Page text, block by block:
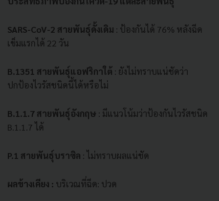
SARS-CoV-2 สายพันธุ์ดั้งเดิม : ป้องกันได้ 76% หลังฉีด
เข็มแรกได้ 22 วัน
B.1351 สายพันธุ์แอฟริกาใต้ : ยังไม่ทราบแน่ชัดว่า
ปกป้องไวรัสชนิดนี้ได้หรือไม่
B.1.1.7 สายพันธุ์อังกฤษ : มีแนวโน้มว่าป้องกันไวรัสชนิด
B.1.1.7 ได้
P.1 สายพันธุ์บราซิล : ไม่ทราบผลแน่ชัด
ผลข้างเคียง : บริเวณที่ฉีด: ปวด